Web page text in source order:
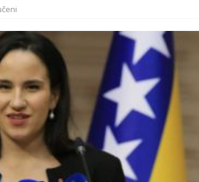
Vozači satima čekaju, dok se drugi ubacuju sa strane
29. srpnja 2018, preminuo je glazbeni genij Oliver
o Oluji: Hrvati imaju što slaviti, dobili su ono što im